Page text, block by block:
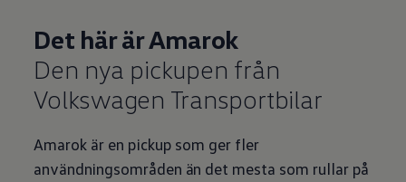
Det här är Amarok
Den nya pickupen från
Volkswagen Transportbilar
Amarok är en pickup som ger fler
användningsområden än det mesta som rullar på